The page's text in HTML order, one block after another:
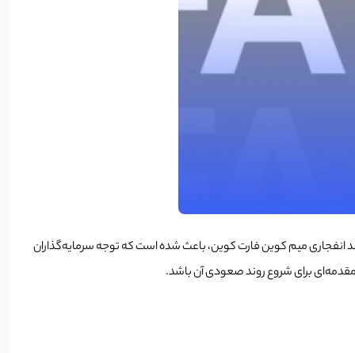
انفجاری میم کوین فارت کوین، باعث شده است که توجه سرمایه‌گذاران
برای شروع روند صعودی آن باشد.